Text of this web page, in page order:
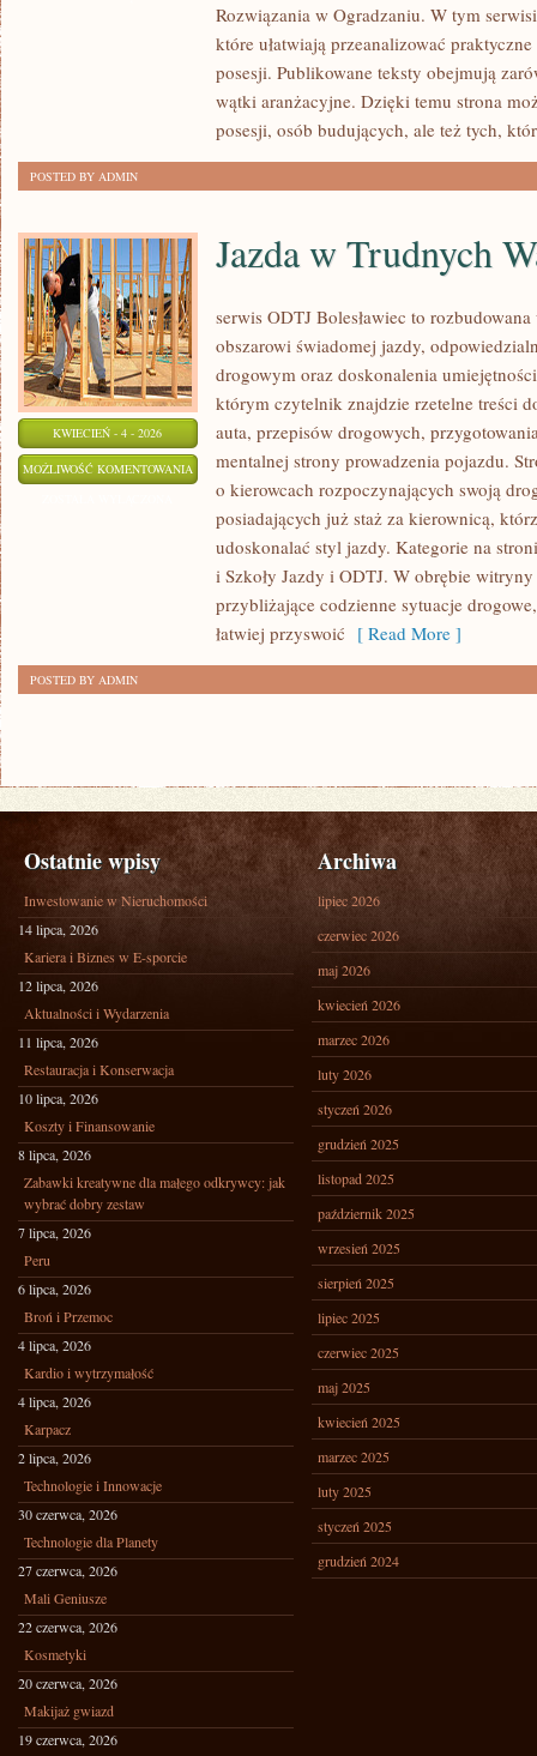
CAŁEGO
ŚWIATA
Rozwiązania w Ogradzaniu. W tym
które ułatwiają przeanalizować
posesji. Publikowane teksty obejmują
wątki aranżacyjne. Dzięki temu strona
posesji, osób budujących, ale też tych,
POSTED BY ADMIN
KWIECIEŃ - 4 - 2026
MOŻLIWOŚĆ KOMENTOWANIA JAZDA
TRUDNYCH
WARUNKACH
Jazda w Trudnych
serwis ODTJ Bolesławiec to
obszarowi świadomej jazdy,
drogowym oraz doskonalenia
którym czytelnik znajdzie rzetelne treści
auta, przepisów drogowych,
mentalnej strony prowadzenia pojazdu.
o kierowcach rozpoczynających swoją
posiadających już staż za kierownicą,
udoskonalać styl jazdy. Kategorie na
i Szkoły Jazdy i ODTJ. W obrębie
przybliżające codzienne sytuacje
łatwiej przyswoić [ Read More ]
POSTED BY ADMIN
Ostatnie wpisy
Inwestowanie w Nieruchomości
14 lipca, 2026
Kariera i Biznes w E-sporcie
12 lipca, 2026
Aktualności i Wydarzenia
11 lipca, 2026
Restauracja i Konserwacja
10 lipca, 2026
Koszty i Finansowanie
8 lipca, 2026
Zabawki kreatywne dla małego odkrywcy: jak
wybrać dobry zestaw
7 lipca, 2026
Peru
6 lipca, 2026
Broń i Przemoc
4 lipca, 2026
Kardio i wytrzymałość
4 lipca, 2026
Karpacz
2 lipca, 2026
Technologie i Innowacje
30 czerwca, 2026
Technologie dla Planety
27 czerwca, 2026
Mali Geniusze
22 czerwca, 2026
Kosmetyki
20 czerwca, 2026
Makijaż gwiazd
19 czerwca, 2026
Archiwa
lipiec 2026
czerwiec 2026
maj 2026
kwiecień 2026
marzec 2026
luty 2026
styczeń 2026
grudzień 2025
listopad 2025
październik 2025
wrzesień 2025
sierpień 2025
lipiec 2025
czerwiec 2025
maj 2025
kwiecień 2025
marzec 2025
luty 2025
styczeń 2025
grudzień 2024